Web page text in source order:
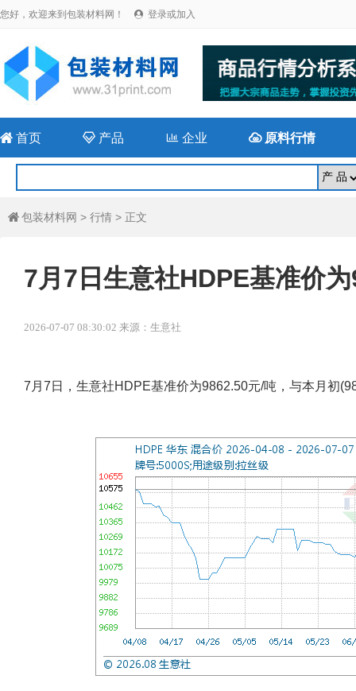
您好，欢迎来到包装材料网！  登录或加入
 首页  产品 企业 原料行情
 包装材料网 > 行情 > 正文
7月7日生意社HDPE基准价
2026-07-07 08:30:02 来源：生意社
7月7日，生意社HDPE基准价为9862.50元/吨，与本月初